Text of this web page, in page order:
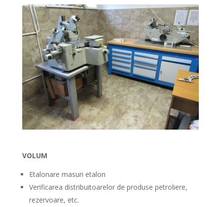
VOLUM
Etalonare masuri etalon
Verificarea distribuitoarelor de produse petroliere,
rezervoare, etc.